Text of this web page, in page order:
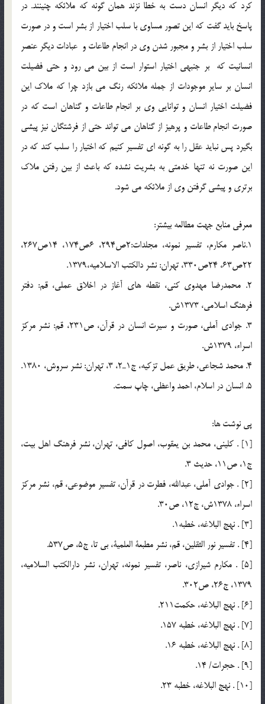
کرد که ديگر انسان دست به خطا نزند همان گونه که ملائکه چنينند. در
پاسخ بايد گفت که اين تصور مساوي با سلب اختيار از بشر است و در صورت
سلب اختيار از بشر و مجبور شدن وي در انجام طاعات و عبادات ديگر عنصر
انسانيت که بر جنبه­ي اختيار استوار است از بين مي رود و حتي فضيلت
انسان بر ساير موجودات از جمله ملائکه رنگ مي بازد چرا که ملاک اين
فضيلت اختيار انسان و توانايي وي بر انجام طاعات و گناهان است که در
صورت انجام طاعات و پرهيز از گناهان مي تواند حتي از فرشتگان نيز پيشي
بگيرد پس نبايد عقل را به گونه اي تفسير کنيم که اختيار را سلب کند که در
اين صورت نه تنها خدمتي به بشريت نشده که باعث از بين رفتن ملاک
برتري و پيشي گرفتن وي از ملائکه مي شود.
معرفي منابع جهت مطالعه بيشتر:
1.ناصر مكارم، تفسير نمونه، مجلدات:2ص294، 6ص174، 14ص267،
22ص63، 24ص330، تهران: نشر دالكتب الاسلاميه،1379.
2. محمدرضا مهدوي كني، نقطه هاي آغاز در اخلاق عملي، قم: دفتر
فرهنگ اسلامي، 1373ش.
3. جوادي آملي، صورت و سيرت انسان در قرآن، ص231، قم: نشر مركز
اسراء، 1379ش.
4. محمد شجاعي، طريق عمل تزكيه، ج1ـ2، 3، تهران: نشر سروش، 1380.
5. انسان در اسلام، احمد واعظي، چاپ سمت.
پي نوشت ها:
[1] . كليني، محمد بن يعقوب، اصول كافي، تهران، نشر فرهنگ اهل بيت،
ج1، ص11، حديث 3.
[2] . جوادي آملي، عبدالله، فطرت در قرآن، تفسير موضوعي، قم، نشر مركز
اسراء، 1378ش، ج12، ص30.
[3] . نهج البلاغه، خطبه1.
[4] . تفسير نور الثقلين، قم، نشر مطبعة العلمية، بي تا، ج5، ص537.
[5] . مكارم شيرازي، ناصر، تفسير نمونه، تهران، نشر دارالكتب السلاميه،
1379، ج26، ص302.
[6] . نهج البلاغه، حكمت211.
[7] . نهج البلاغه، خطبه 157.
[8] . نهج البلاغه، خطبه 16.
[9] . حجرات/ 14.
[10] . نهج البلاغه، خطبه 23.